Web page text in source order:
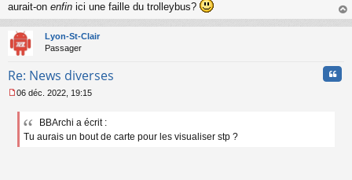
a
g
e
n
n
u
aurait-on enfin ici une faille du trolleybus?
au
Lyon-St-Clair
Passager
Re: News diverses
e
a
06 déc. 2022, 19:15
BBArchi a écrit :
Tu aurais un bout de carte pour les visualiser stp ?